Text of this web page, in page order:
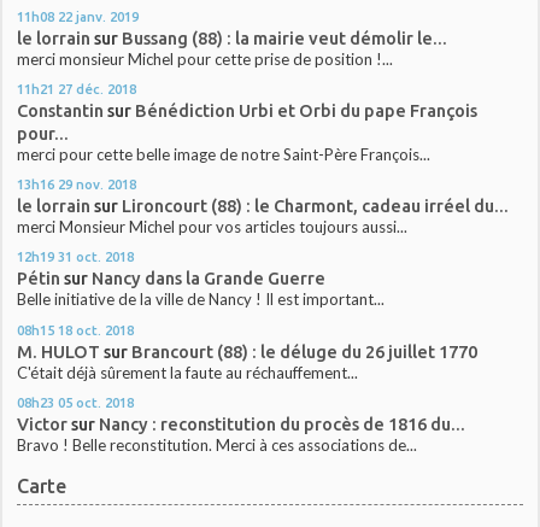
11h08 22 janv. 2019
le lorrain sur Bussang (88) : la mairie veut démolir le...
merci monsieur Michel pour cette prise de position !...
11h21 27 déc. 2018
Constantin sur Bénédiction Urbi et Orbi du pape François
pour...
merci pour cette belle image de notre Saint-Père François...
13h16 29 nov. 2018
le lorrain sur Lironcourt (88) : le Charmont, cadeau irréel du...
merci Monsieur Michel pour vos articles toujours aussi...
12h19 31 oct. 2018
Pétin sur Nancy dans la Grande Guerre
Belle initiative de la ville de Nancy ! Il est important...
08h15 18 oct. 2018
M. HULOT sur Brancourt (88) : le déluge du 26 juillet 1770
C'était déjà sûrement la faute au réchauffement...
08h23 05 oct. 2018
Victorsur Nancy : reconstitution du procès de 1816 du...
Bravo ! Belle reconstitution. Merci à ces associations de...
Carte